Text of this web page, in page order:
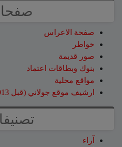
صفحة الاعراس
خواطر
صور قديمة
بنوك وبطاقات اعتماد
مواقع محلية
ارشيف موقع جولاني (قبل 2013)
آراء